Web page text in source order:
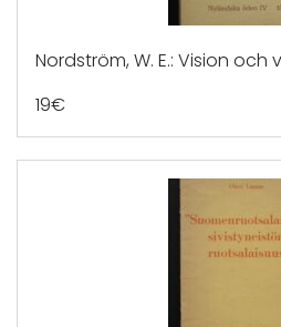
Nordström, W. E.: Vision och
19€